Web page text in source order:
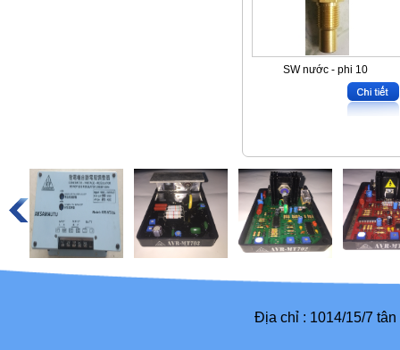
SW nước - phi 10
Địa chỉ : 1014/15/7 tân